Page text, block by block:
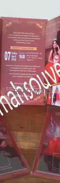
READ MORE ...